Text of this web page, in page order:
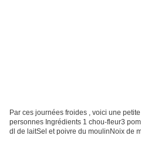
Par ces journées froides , voici une
personnes Ingrédients 1 chou-fleur3
dl de laitSel et poivre du moulinNoix de